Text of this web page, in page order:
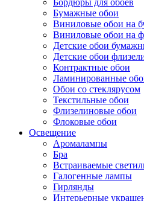
Бордюры для обоев
Бумажные обои
Виниловые обои на
Виниловые обои на
Детские обои
Детские обои
Контрактные обои
Ламинированные
Обои со стеклярусом
Текстильные обои
Флизелиновые обои
Флоковые обои
Освещение
Аромалампы
Бра
Встраиваемые
Галогенные лампы
Гирлянды
Интерьерные